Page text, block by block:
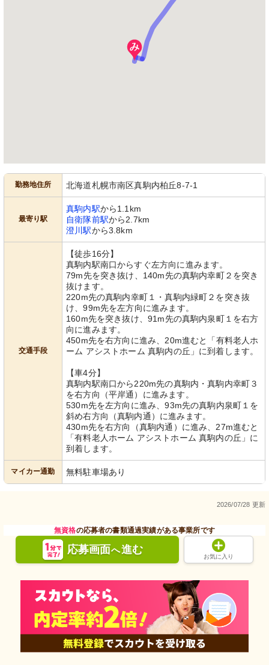
勤務地住所 北海道札幌市南区真駒内柏丘8-7-1
最寄り駅
真駒内駅から1.1km
自衛隊前駅から2.7km
澄川駅から3.8km
交通手段
【徒歩16分】
真駒内駅南口からすぐ左方向に進みます。
79m先を突き抜け、140m先の真駒内幸町２を突き
抜けます。
220m先の真駒内幸町１・真駒内緑町２を突き抜
け、99m先を左方向に進みます。
160m先を突き抜け、91m先の真駒内泉町１を右方
向に進みます。
450m先を右方向に進み、20m進むと「有料老人ホ
ーム アシストホーム 真駒内の丘」に到着します。
【車4分】
真駒内駅南口から220m先の真駒内・真駒内幸町３
を右方向（平岸通）に進みます。
530m先を左方向に進み、93m先の真駒内泉町１を
斜め右方向（真駒内通）に進みます。
430m先を右方向（真駒内通）に進み、27m進むと
「有料老人ホーム アシストホーム 真駒内の丘」に
到着します。
マイカー通勤 無料駐車場あり
2026/07/28 更新
無資格の応募者の書類通過実績がある事業所です
応募画面へ進む
お気に入り